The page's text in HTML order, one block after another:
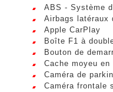
elit. Ut a elit sed nisl
finibus nec nibh
ABS - Système
Airbags latéraux
Apple CarPlay
Boîte F1 à
Bouton de
Cache moyeu
Caméra de
Caméra frontale